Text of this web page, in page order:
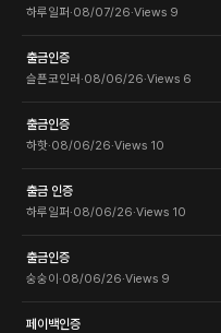
하루일퍼·08/07/26·Views 9
출금인증
슬픈코인러·08/06/26·Views 6
출금인증
하핫·08/06/26·Views 10
출금 인증
하루일퍼·08/06/26·Views 10
출금인증
숭숭이·08/06/26·Views 9
페이백인증